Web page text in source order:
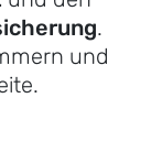
.
und